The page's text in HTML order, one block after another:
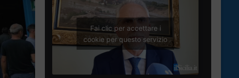
Fai clic per accettare i
cookie per questo servizio